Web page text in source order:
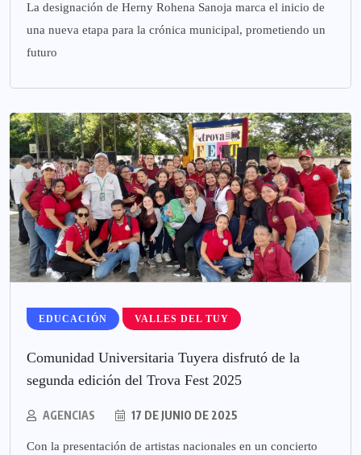
La designación de Herny Rohena Sanoja marca el inicio de
una nueva etapa para la crónica municipal, prometiendo un
futuro
EDUCACIÓN VALLES DEL TUY
Comunidad Universitaria Tuyera disfrutó de la
segunda edición del Trova Fest 2025
AGENCIAS 17 DE JUNIO DE 2025
Con la presentación de artistas nacionales en un concierto